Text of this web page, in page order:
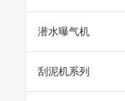
潜水曝气机
刮泥机系列